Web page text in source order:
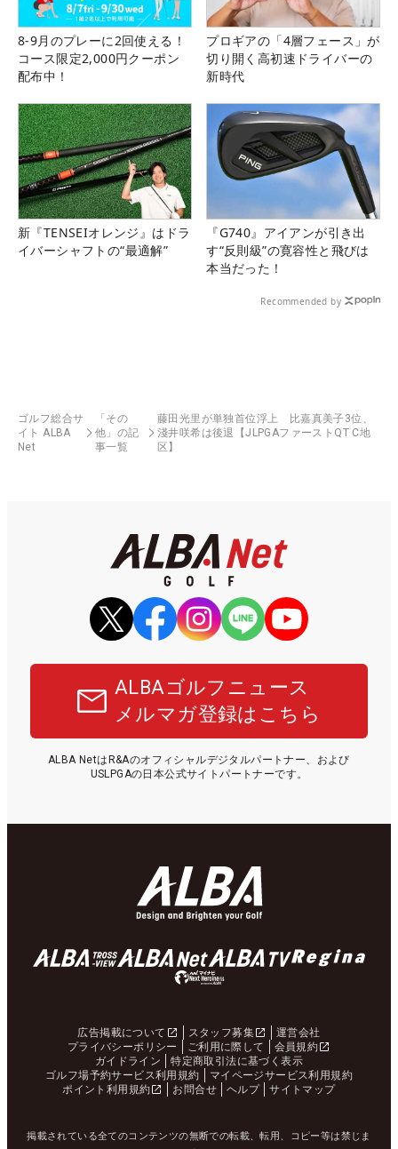
8-9月のプレーに2回使える！
コース限定2,000円クーポン
配布中！
プロギアの「4層フェース」が
切り開く高初速ドライバーの
新時代
新『TENSEIオレンジ』はドラ
イバーシャフトの“最適解”
『G740』アイアンが引き出
す“反則級”の寛容性と飛びは
本当だった！
Recommended by
ゴルフ総合サ
イト ALBA
Net
「その
他」の記
事一覧
藤田光里が単独首位浮上 比嘉真美子3位、
淺井咲希は後退【JLPGAファーストQT C地
区】
ALBAゴルフニュース
メルマガ登録はこちら
ALBA NetはR&Aのオフィシャルデジタルパートナー、および
USLPGAの日本公式サイトパートナーです。
広告掲載について スタッフ募集
運営会社
プライバシーポリシー
ご利用に際して
会員規約
ガイドライン
特定商取引法に基づく表示
ゴルフ場予約サービス利用規約
マイページサービス利用規約
ポイント利用規約
お問合せ ヘルプ サイトマップ
掲載されている全てのコンテンツの無断での転載、転用、コピー等は禁じま